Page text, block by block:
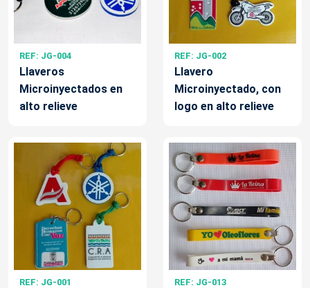
REF: JG-004
Llaveros
Microinyectados en
alto relieve
REF: JG-002
Llavero
Microinyectado, con
logo en alto relieve
REF: JG-001 REF: JG-013